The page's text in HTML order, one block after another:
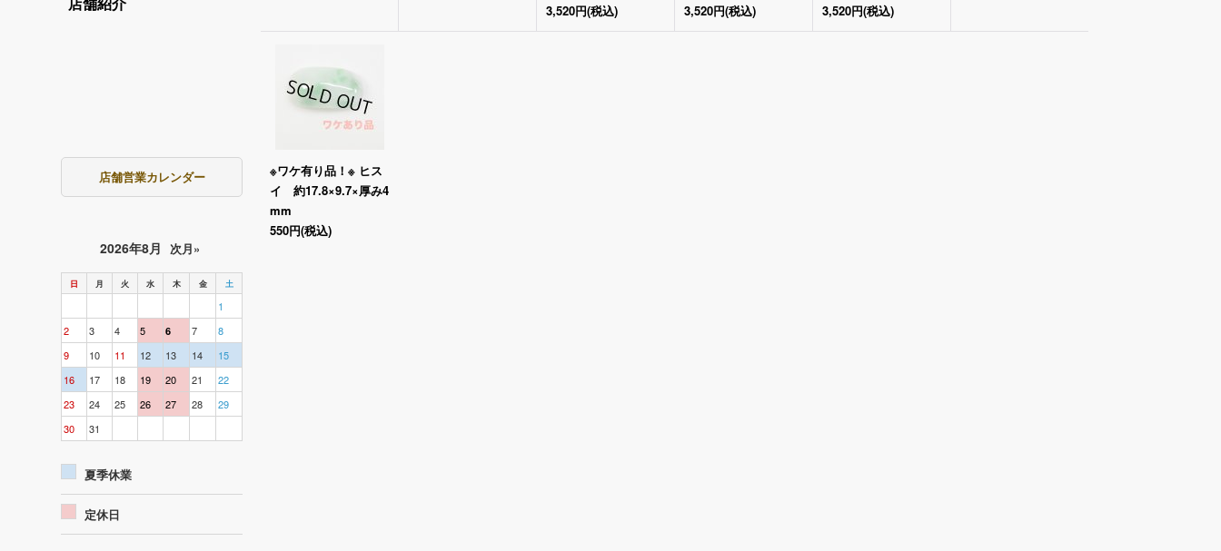
店舗営業カレンダー
2026年8月 次月»
日 月 火 水 木 金 土
1
2
3 4 5 6 7
8
9
10 11 12 13 14
15
16
17 18 19 20 21
22
23
24 25 26 27 28
29
30
31
夏季休業
定休日
3,520円(税込)
3,520円(税込)
3,520円(税込)
※ワケ有り品！※ ヒス
イ 約17.8×9.7×厚み4
mm
550円(税込)